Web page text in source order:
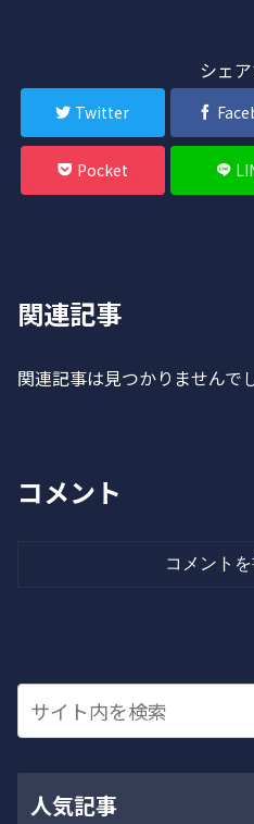
シェ
Twitter
Pocket
関連記事
関連記事は見つかりませんで
コメント
コメント
人気記事